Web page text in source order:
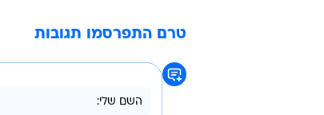
טרם התפרסמו תגובות